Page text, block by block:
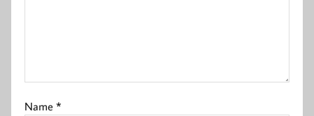
Name*